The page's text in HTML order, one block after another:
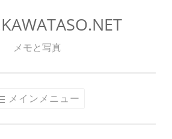
メモと写真
メインメニュー